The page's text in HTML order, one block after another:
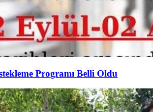
Programı Belli Oldu